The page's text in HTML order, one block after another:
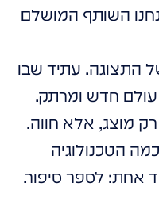
השותף המושלם
התצוגה. עתיד שבו
עולם חדש ומרתק.
מוצג, אלא חווה.
הטכנולוגיה
אחת: לספר סיפור.